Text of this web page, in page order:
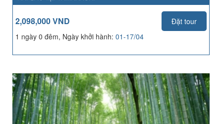
2,098,000 VND
Đặt tour
1 ngày 0 đêm, Ngày khởi hành: 01-17/04